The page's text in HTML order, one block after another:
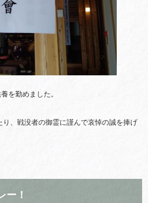
を勤めました。
、戦没者の御霊に謹んで哀悼の誠を捧げ
ー！